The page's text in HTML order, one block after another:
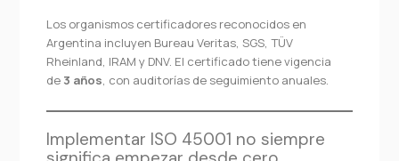
Los organismos certificadores reconocidos en
Argentina incluyen Bureau Veritas, SGS, TÜV
Rheinland, IRAM y DNV. El certificado tiene vigencia
de 3 años, con auditorías de seguimiento anuales.
Implementar ISO 45001 no siempre